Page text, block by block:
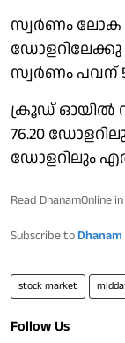
സ്വർണം ലോക
ഡോളറിലേക്കു
സ്വർണം പവന്
ക്രൂഡ് ഓയിൽ
76.20
ഡോളറിലും
Read DhanamOnline in
Subscribe to
stock market
Follow Us